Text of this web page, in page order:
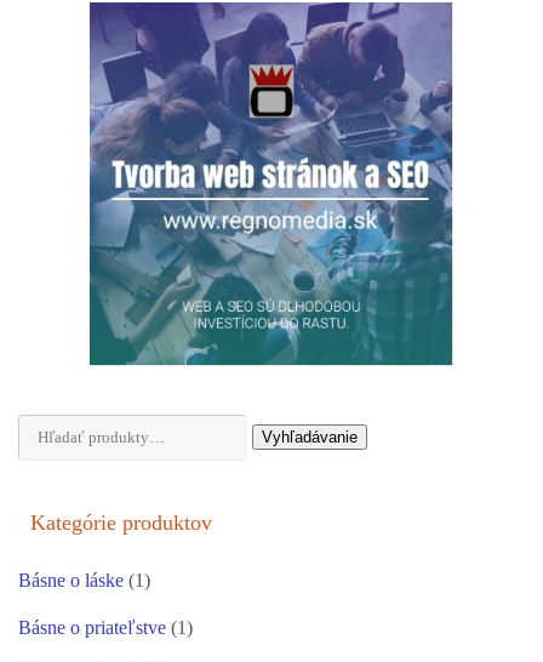
Hľadať: Vyhľadávanie
Kategórie produktov
Básne o láske (1)
Básne o priateľstve (1)